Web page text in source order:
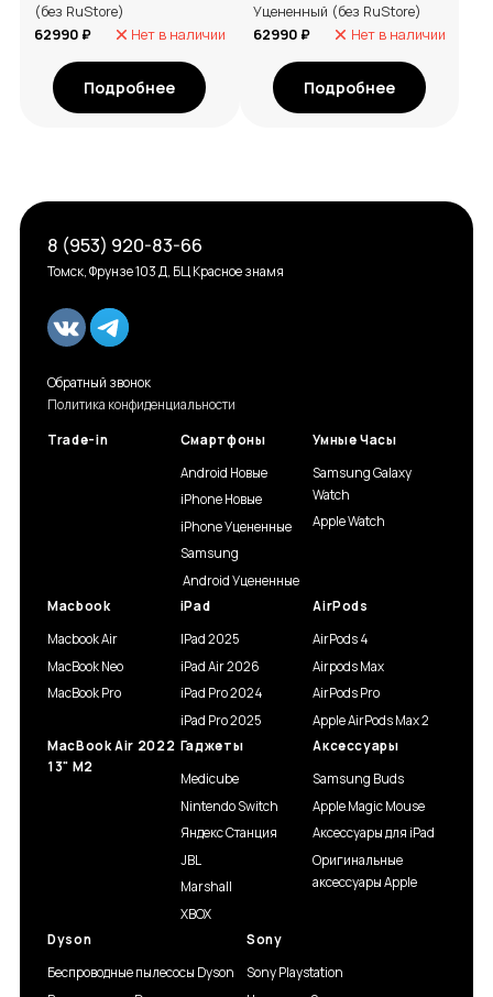
(без RuStore)
62990 ₽
Нет в наличии
Подробнее
Уцененный (без RuStore)
62990 ₽
Нет в наличии
Подробнее
Trade-in
Смартфоны
Android Новые
iPhone Новые
iPhone Уцененные
Samsung
Android Уцененные
Умные Часы
Samsung Galaxy
Watch
Apple Watch
Macbook
Macbook Air
MacBook Neo
MacBook Pro
iPad
IPad 2025
iPad Air 2026
iPad Pro 2024
iPad Pro 2025
AirPods
AirPods 4
Airpods Max
AirPods Pro
Apple AirPods Max 2
MacBook Air 2022
13" M2
Гаджеты
Medicube
Nintendo Switch
Яндекс Станция
JBL
Marshall
XBOX
Аксессуары
Samsung Buds
Apple Magic Mouse
Аксессуары для iPad
Оригинальные
аксессуары Apple
Dyson
Беспроводные пылесосы Dyson
Sony
Sony Playstation
8 (953) 920-83-66
Томск, Фрунзе 103 Д, БЦ Красное знамя
Обратный звонок
Политика конфиденциальности